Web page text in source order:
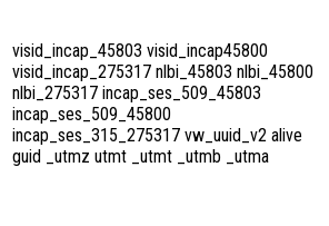
visid_incap_45803 visid_incap45800
visid_incap_275317 nlbi_45803 nlbi_45800
nlbi_275317 incap_ses_509_45803
incap_ses_509_45800
incap_ses_315_275317 vw_uuid_v2 alive
guid _utmz utmt _utmt _utmb _utma